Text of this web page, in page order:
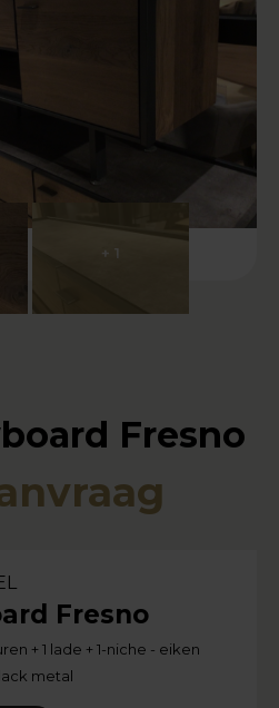
+ 1
Fresno
Fresno
+ 1 lade + 1-niche - eiken
metal